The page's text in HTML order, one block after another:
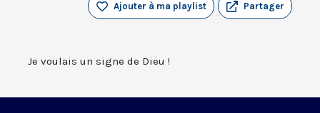
Partager
Ajouter à ma playlist
Je voulais un signe de Dieu !